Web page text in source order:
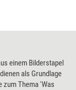
einem Bilderstapel
als Grundlage
zum Thema 'Was